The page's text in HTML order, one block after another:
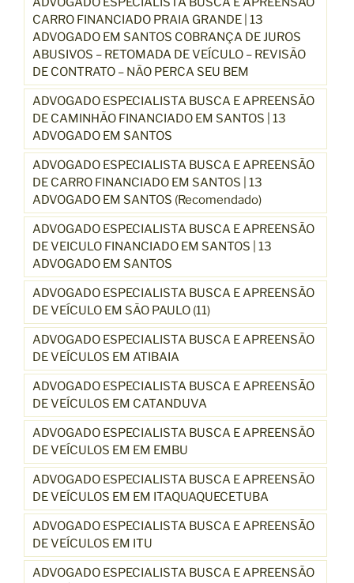
CARRO FINANCIADO PRAIA GRANDE | 13
ADVOGADO EM SANTOS COBRANÇA DE JUROS
ABUSIVOS – RETOMADA DE VEÍCULO – REVISÃO
DE CONTRATO – NÃO PERCA SEU BEM
ADVOGADO ESPECIALISTA BUSCA E APREENSÃO
DE CAMINHÃO FINANCIADO EM SANTOS | 13
ADVOGADO EM SANTOS
ADVOGADO ESPECIALISTA BUSCA E APREENSÃO
DE CARRO FINANCIADO EM SANTOS | 13
ADVOGADO EM SANTOS (Recomendado)
ADVOGADO ESPECIALISTA BUSCA E APREENSÃO
DE VEICULO FINANCIADO EM SANTOS | 13
ADVOGADO EM SANTOS
ADVOGADO ESPECIALISTA BUSCA E APREENSÃO
DE VEÍCULO EM SÃO PAULO (11)
ADVOGADO ESPECIALISTA BUSCA E APREENSÃO
DE VEÍCULOS EM ATIBAIA
ADVOGADO ESPECIALISTA BUSCA E APREENSÃO
DE VEÍCULOS EM CATANDUVA
ADVOGADO ESPECIALISTA BUSCA E APREENSÃO
DE VEÍCULOS EM EM EMBU
ADVOGADO ESPECIALISTA BUSCA E APREENSÃO
DE VEÍCULOS EM EM ITAQUAQUECETUBA
ADVOGADO ESPECIALISTA BUSCA E APREENSÃO
DE VEÍCULOS EM ITU
ADVOGADO ESPECIALISTA BUSCA E APREENSÃO